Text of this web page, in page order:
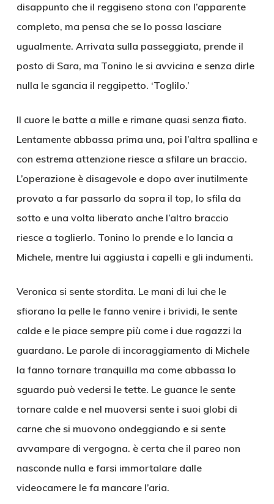
disappunto che il reggiseno stona con l’apparente
completo, ma pensa che se lo possa lasciare
ugualmente. Arrivata sulla passeggiata, prende il
posto di Sara, ma Tonino le si avvicina e senza dirle
nulla le sgancia il reggipetto. ‘Toglilo.’
Il cuore le batte a mille e rimane quasi senza fiato.
Lentamente abbassa prima una, poi l’altra spallina e
con estrema attenzione riesce a sfilare un braccio.
L’operazione è disagevole e dopo aver inutilmente
provato a far passarlo da sopra il top, lo sfila da
sotto e una volta liberato anche l’altro braccio
riesce a toglierlo. Tonino lo prende e lo lancia a
Michele, mentre lui aggiusta i capelli e gli indumenti.
Veronica si sente stordita. Le mani di lui che le
sfiorano la pelle le fanno venire i brividi, le sente
calde e le piace sempre più come i due ragazzi la
guardano. Le parole di incoraggiamento di Michele
la fanno tornare tranquilla ma come abbassa lo
sguardo può vedersi le tette. Le guance le sente
tornare calde e nel muoversi sente i suoi globi di
carne che si muovono ondeggiando e si sente
avvampare di vergogna. è certa che il pareo non
nasconde nulla e farsi immortalare dalle
videocamere le fa mancare l’aria.